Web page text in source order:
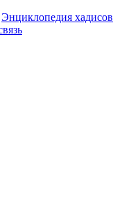
Энциклопедия хадисов